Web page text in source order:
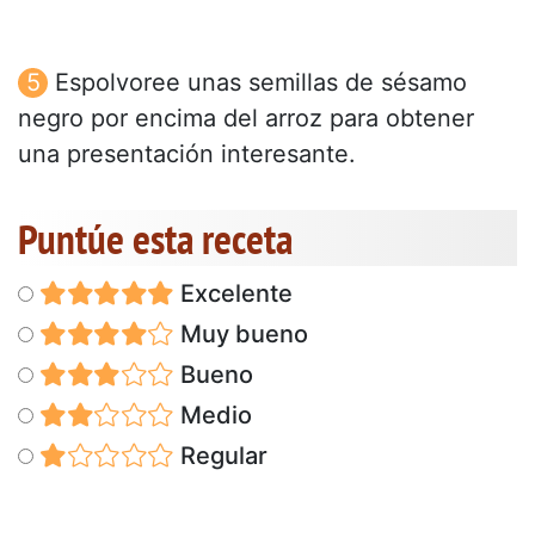
Espolvoree unas semillas de sésamo
negro por encima del arroz para obtener
una presentación interesante.
Puntúe esta receta
Excelente
Muy bueno
Bueno
Medio
Regular